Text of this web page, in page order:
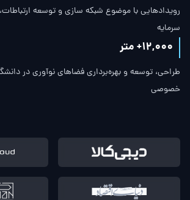
رویدادهایی با موضوع شبکه سازی و توسعه
سرمایه
12,000+ متر
طراحی، توسعه و بهره‌برداری فضاهای نوآوری در
خصوصی